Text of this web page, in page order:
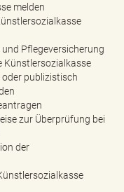
melden
Pflegeversicherung
Künstlersozialkasse
publizistisch
zur Überprüfung bei
der